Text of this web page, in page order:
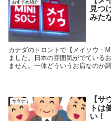
おすすめ紹介
見つ
みた
カナダのトロントで【メイソウ・
ました。日本の雰囲気がでている
ません。一体どういうお店なのか
サウナ
【サ
トは
い！